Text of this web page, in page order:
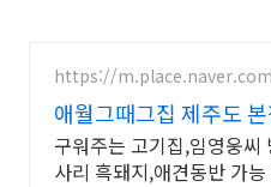
https://
애월그때그집 제주도
구워주는 고기집,임영웅씨
사리 흑돼지,애견동반 가